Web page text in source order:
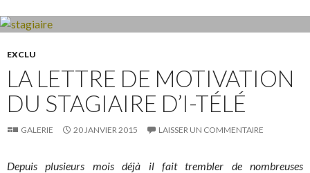
EXCLU
LA LETTRE DE MOTIVATION
DU STAGIAIRE D’I-TÉLÉ
GALERIE 20 JANVIER 2015 LAISSER UN COMMENTAIRE
Depuis plusieurs mois déjà il fait trembler de nombreuses